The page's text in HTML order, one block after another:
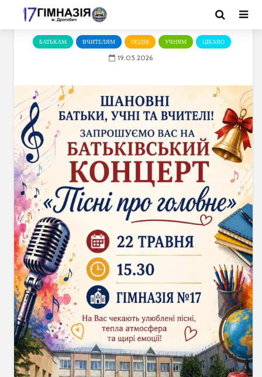
БАТЬКАМ ВЧИТЕЛЯМ ПОДІЯ УЧНЯМ ЦІКАВО
19.05.2026